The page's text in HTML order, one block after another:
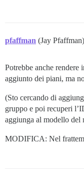
pfaffman (Jay Pfaffman)
Potrebbe anche
aggiunto dei piani, ma
(Sto cercando di
gruppo e poi recuperi
aggiunga al modello
MODIFICA: Nel